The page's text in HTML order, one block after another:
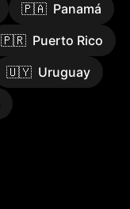
🇵🇦 Panamá
🇵🇷 Puerto Rico
🇺🇾 Uruguay